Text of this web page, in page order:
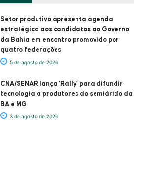
Setor produtivo apresenta agenda
estratégica aos candidatos ao Governo
da Bahia em encontro promovido por
quatro federações
5 de agosto de 2026
CNA/SENAR lança ‘Rally’ para difundir
tecnologia a produtores do semiárido da
BA e MG
3 de agosto de 2026